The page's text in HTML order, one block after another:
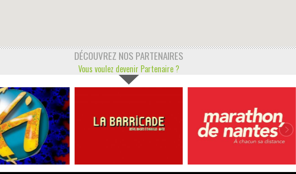
DÉCOUVREZ NOS PARTENAIRES
Vous voulez devenir Partenaire ?